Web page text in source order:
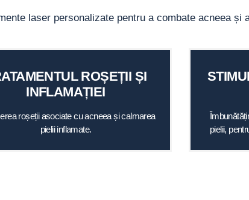
laser personalizate pentru a combate acneea
ROȘEȚII ȘI
INFLAMAȚIEI
roșeții asociate cu acneea și calmarea
pielii inflamate.
pielii,